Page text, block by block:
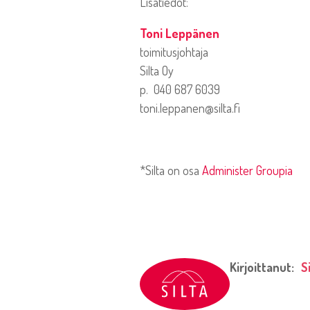
Toni Leppänen
toimitusjohtaja
Silta Oy
p. 040 687 6039
toni.leppanen@silta.fi
*Silta on osa Administer Groupia
Kirjoittanut: